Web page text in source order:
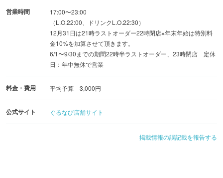
営業時間
17:00〜23:00
（L.O.22:00、ドリンクL.O.22:30）
12月31日は21時ラストオーダー22時閉店※年末年始は特別料
金10%を加算させて頂きます。
6/1〜9/30までの期間22時半ラストオーダー、23時閉店 定休
日：年中無休で営業
料金・費用 平均予算 3,000円
公式サイト ぐるなび店舗サイト
掲載情報の誤記載を報告する